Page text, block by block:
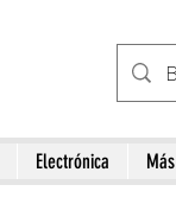
Electrónica Más